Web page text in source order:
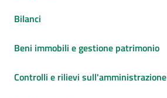
Bilanci
Beni immobili e gestione patrimonio
Controlli e rilievi sull'amministrazione